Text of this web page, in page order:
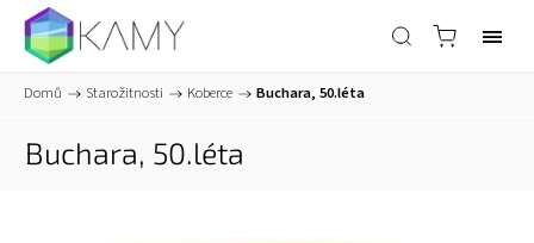
Domů / Starožitnosti / Koberce / Buchara, 50.léta
Buchara, 50.léta